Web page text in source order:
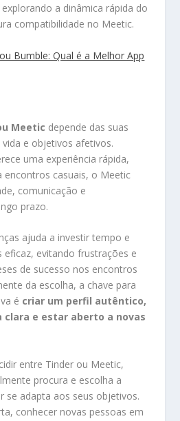
a dinâmica rápida do
compatibilidade no Meetic.
Bumble: Qual é a Melhor App
Meetic depende das suas
e objetivos afetivos.
uma experiência rápida,
encontros casuais, o Meetic
comunicação e
prazo.
ajuda a investir tempo e
eficaz, evitando frustrações e
de sucesso nos encontros
da escolha, a chave para
é criar um perfil autêntico,
clara e estar aberto a novas
entre Tinder ou Meetic,
procura e escolha a
se adapta aos seus objetivos.
conhecer novas pessoas em